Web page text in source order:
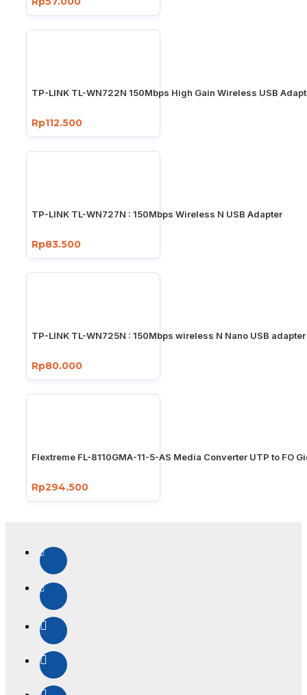
TP-LINK TL-WN722N 150Mbps High Gain Wireless USB
Rp112.500
TP-LINK TL-WN727N : 150Mbps Wireless N USB Adapter
Rp83.500
TP-LINK TL-WN725N : 150Mbps wireless N Nano USB adapter
Rp80.000
Flextreme FL-8110GMA-11-5-AS Media Converter UTP to FO
Rp294.500